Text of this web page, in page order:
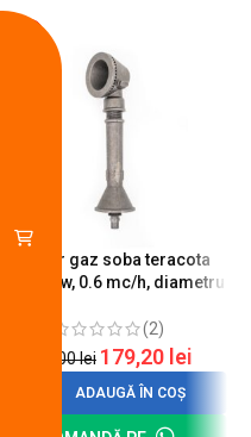
Arzator gaz soba teracota
A600, 6 kw, 0.6 mc/h, diametru
(2)
200,00lei 179,20 lei
ADAUGĂ ÎN COȘ